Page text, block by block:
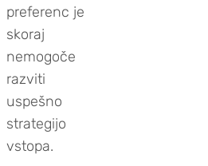
preferenc je
skoraj
nemogoče
razviti
uspešno
strategijo
vstopa.